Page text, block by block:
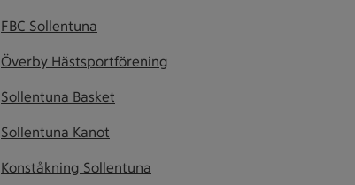
FBC Sollentuna
Överby Hästsportförening
Sollentuna Basket
Sollentuna Kanot
Konståkning Sollentuna